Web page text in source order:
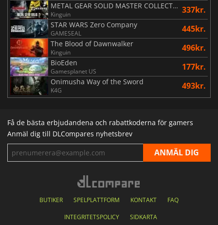
METAL GEAR SOLID MASTER COLLECTION Vol.2
Kinguin 337kr.
STAR WARS Zero Company
GAMESEAL 445kr.
The Blood of Dawnwalker
Kinguin 496kr.
BioEden
Gamesplanet US 177kr.
Onimusha Way of the Sword
K4G 493kr.
Få de bästa erbjudandena och rabattkoderna för gamers
Anmäl dig till DLCompares nyhetsbrev
BUTIKER SPELPLATTFORM KONTAKT FAQ
INTEGRITETSPOLICY SIDKARTA